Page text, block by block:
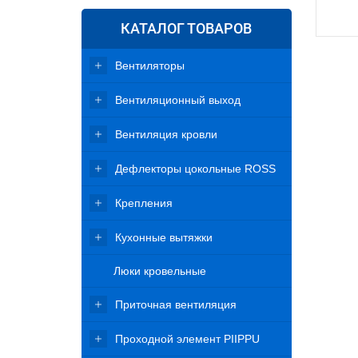
КАТАЛОГ ТОВАРОВ
Вентиляторы
Вентиляционный выход
Вентиляция кровли
Дефлекторы цокольные ROSS
Крепления
Кухонные вытяжки
Люки кровельные
Приточная вентиляция
Проходной элемент PIIPPU